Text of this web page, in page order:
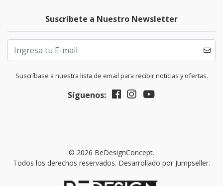
Suscríbete a Nuestro Newsletter
Suscríbase a nuestra lista de email para recibir noticias y ofertas.
Síguenos:
© 2026 BeDesignConcept.
Todos los derechos reservados. Desarrollado por Jumpseller.